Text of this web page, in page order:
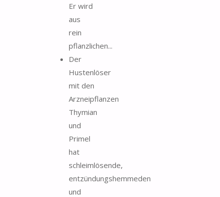
Er wird
aus
rein
pflanzlichen...
Der
Hustenlöser
mit den
Arzneipflanzen
Thymian
und
Primel
hat
schleimlösende,
entzündungshemmeden
und